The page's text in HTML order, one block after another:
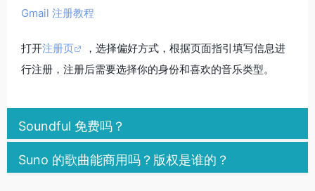
Gmail 注册教程
打开注册页
，选择偏好方式，根据页面指引填写信息进
行注册，注册后需要选择你的身份和喜欢的音乐类型。
Soundful 免费吗？
Suno 的歌曲能商用吗？版权是谁的？